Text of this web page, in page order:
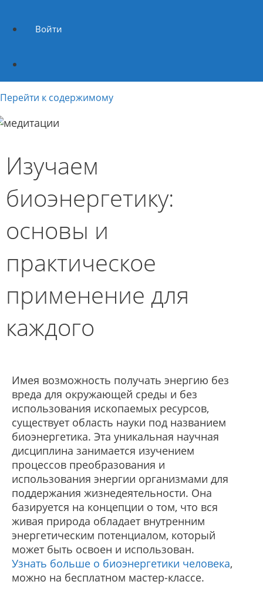
Войти
Перейти к содержимому
Изучаем
биоэнергетику:
основы и
практическое
применение для
каждого
Имея возможность получать энергию без
вреда для окружающей среды и без
использования ископаемых ресурсов,
существует область науки под названием
биоэнергетика. Эта уникальная научная
дисциплина занимается изучением
процессов преобразования и
использования энергии организмами для
поддержания жизнедеятельности. Она
базируется на концепции о том, что вся
живая природа обладает внутренним
энергетическим потенциалом, который
может быть освоен и использован.
Узнать больше о биоэнергетики человека,
можно на бесплатном мастер-классе.